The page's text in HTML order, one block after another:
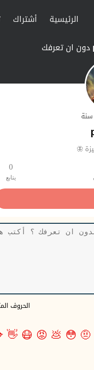
الرئيسية أشتراك
دون ان تعرفك
🦋
0
يتابع
الحروف
🤨
😳
💩
😡
😷
👋